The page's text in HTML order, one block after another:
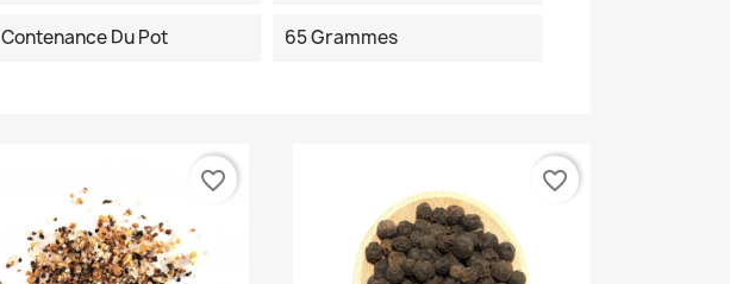
Contenance Du Pot 65 Grammes
favorite_border favorite_border